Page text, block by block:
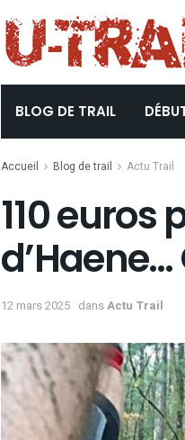
BLOG DE TRAIL
Accueil Blog de trail Actu Trail
110
d’Haene…
12 mars 2025 dansActu Trail